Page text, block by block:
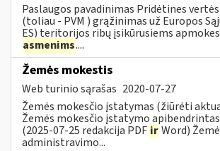
Paslaugos pavadinimas Pridėtines
(toliau - PVM ) grąžinimas už Europos
ES) teritorijos ribų įsikūrusiems
asmenims....
Žemės mokestis
Web turinio sąrašas 2020-07-27
Žemės mokesčio įstatymas (žiūrėti
Žemės mokesčio įstatymo
(2025-07-25 redakcija PDF irWord)
administravimo...